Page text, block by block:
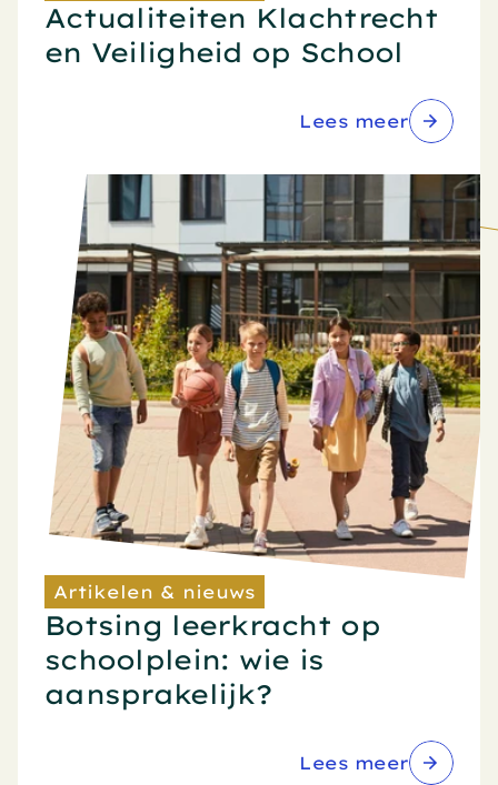
Actualiteiten Klachtrecht
en Veiligheid op School
Lees meer
Artikelen & nieuws
Botsing leerkracht op
schoolplein: wie is
aansprakelijk?
Lees meer